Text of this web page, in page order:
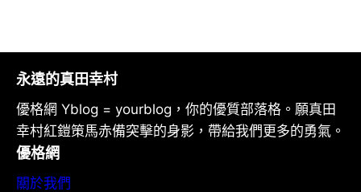
永遠的真田幸村
優格網 Yblog = yourblog，你的優質部落格。願真田
幸村紅鎧策馬赤備突擊的身影，帶給我們更多的勇氣。
優格網
關於我們